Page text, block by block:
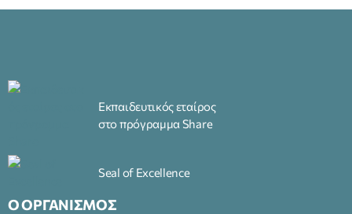
Εκπαιδευτικός εταίρος
στο πρόγραμμα Share
Seal of Excellence
Ο ΟΡΓΑΝΙΣΜΟΣ